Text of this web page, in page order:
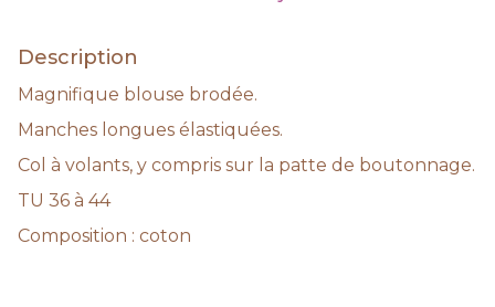
Description
Magnifique blouse brodée.
Manches longues élastiquées.
Col à volants, y compris sur la patte de boutonnage.
TU 36 à 44
Composition : coton